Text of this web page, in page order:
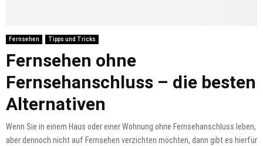
Fernsehen Tipps und Tricks
Fernsehen ohne
Fernsehanschluss – die besten
Alternativen
Wenn Sie in einem Haus oder einer Wohnung ohne Fernsehanschluss leben,
aber dennoch nicht auf Fernsehen verzichten möchten, dann gibt es hierfür